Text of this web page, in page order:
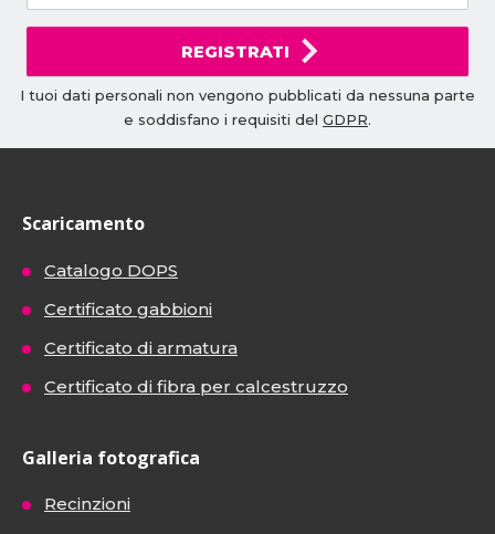
REGISTRATI
I tuoi dati personali non vengono pubblicati da nessuna parte
e soddisfano i requisiti del GDPR.
Scaricamento
Catalogo DOPS
Certificato gabbioni
Certificato di armatura
Certificato di fibra per calcestruzzo
Galleria fotografica
Recinzioni